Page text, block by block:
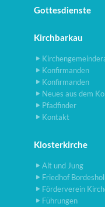
Gottesdienste
Kirchbarkau
Konfirmanden
Konfirmanden
Neues aus dem
Pfadfinder
Kontakt
Klosterkirche
Alt und Jung
Friedhof
Förderverein
Führungen